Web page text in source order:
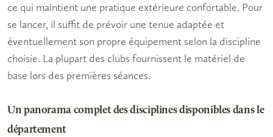
ce qui maintient une pratique extérieure confortable. Pour
se lancer, il suffit de prévoir une tenue adaptée et
éventuellement son propre équipement selon la discipline
choisie. La plupart des clubs fournissent le matériel de
base lors des premières séances.
Un panorama complet des disciplines disponibles dans le
département